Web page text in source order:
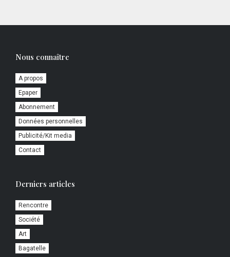
Nous connaître
A propos
Epaper
Abonnement
Données personnelles
Publicité/Kit media
Contact
Derniers articles
Rencontre
Société
Art
Bagatelle